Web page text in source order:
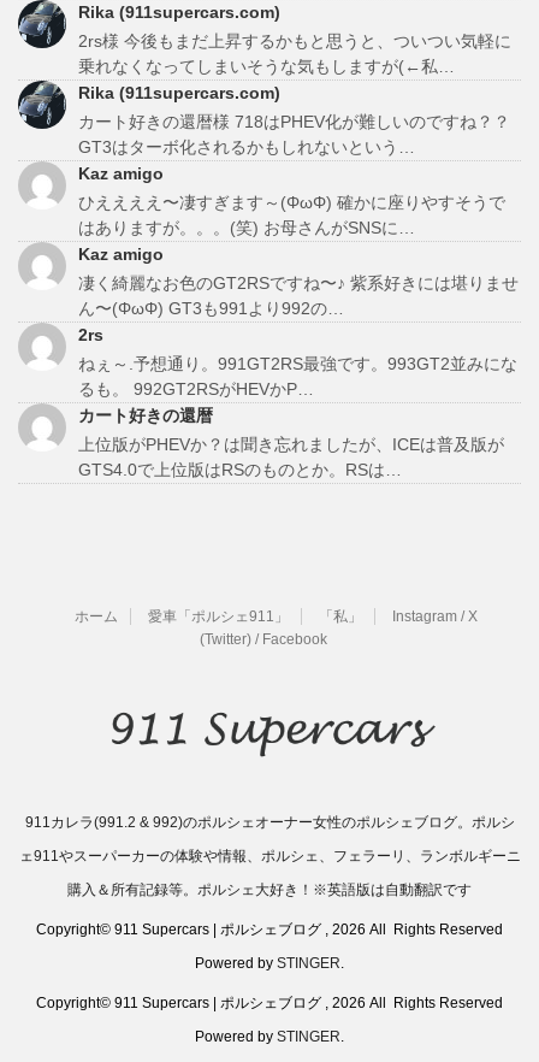
Rika (911supercars.com)
2rs様 今後もまだ上昇するかもと思うと、ついつい気軽に
乗れなくなってしまいそうな気もしますが(←私…
Rika (911supercars.com)
カート好きの還暦様 718はPHEV化が難しいのですね？？
GT3はターボ化されるかもしれないという…
Kaz amigo
ひええええ〜凄すぎます～(ΦωΦ) 確かに座りやすそうで
はありますが。。。(笑) お母さんがSNSに…
Kaz amigo
凄く綺麗なお色のGT2RSですね〜♪ 紫系好きには堪りませ
ん〜(ΦωΦ) GT3も991より992の…
2rs
ねぇ～.予想通り。991GT2RS最強です。993GT2並みにな
るも。 992GT2RSがHEVかP…
カート好きの還暦
上位版がPHEVか？は聞き忘れましたが、ICEは普及版が
GTS4.0で上位版はRSのものとか。RSは…
ホーム 愛車「ポルシェ911」 「私」
Instagram / X
(Twitter) / Facebook
911カレラ(991.2 & 992)のポルシェオーナー女性のポルシェブログ。ポルシ
ェ911やスーパーカーの体験や情報、ポルシェ、フェラーリ、ランボルギーニ
購入＆所有記録等。ポルシェ大好き！※英語版は自動翻訳です
Copyright© 911 Supercars | ポルシェブログ , 2026 All Rights Reserved
Powered by STINGER.
Copyright© 911 Supercars | ポルシェブログ , 2026 All Rights Reserved
Powered by STINGER.